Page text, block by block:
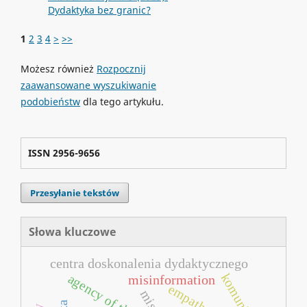
Dydaktyka bez granic?
1 2 3 4 > >>
Możesz również Rozpocznij
zaawansowane wyszukiwanie
podobieństwdla tego artykułu.
ISSN 2956-9656
Przesyłanie tekstów
Słowa kluczowe
misinformation
centra doskonalenia dydaktycznego
empathy